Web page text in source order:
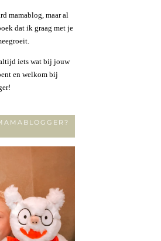
mamablog, maar al
dat ik graag met je
iets wat bij jouw
en welkom bij